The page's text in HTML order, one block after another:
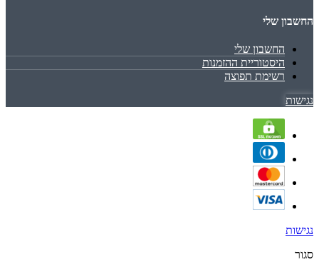
החשבון שלי
החשבון שלי
היסטוריית ההזמנות
רשימת תפוצה
נגישות
נגישות
סגור